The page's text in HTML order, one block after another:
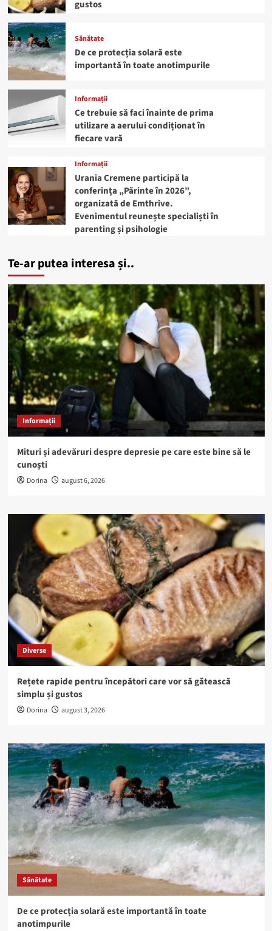
gustos
Sănătate
De ce protecția solară este
importantă în toate anotimpurile
Informații
Ce trebuie să faci înainte de prima
utilizare a aerului condiționat în
fiecare vară
Informații
Urania Cremene participă la
conferința „Părinte în 2026”,
organizată de Emthrive.
Evenimentul reunește specialiști în
parenting și psihologie
Te-ar putea interesa și..
Informații
Mituri și adevăruri despre depresie pe care este bine să le
cunoști
Dorina august 6, 2026
Diverse
Rețete rapide pentru începători care vor să gătească
simplu și gustos
Dorina august 3, 2026
Sănătate
De ce protecția solară este importantă în toate
anotimpurile